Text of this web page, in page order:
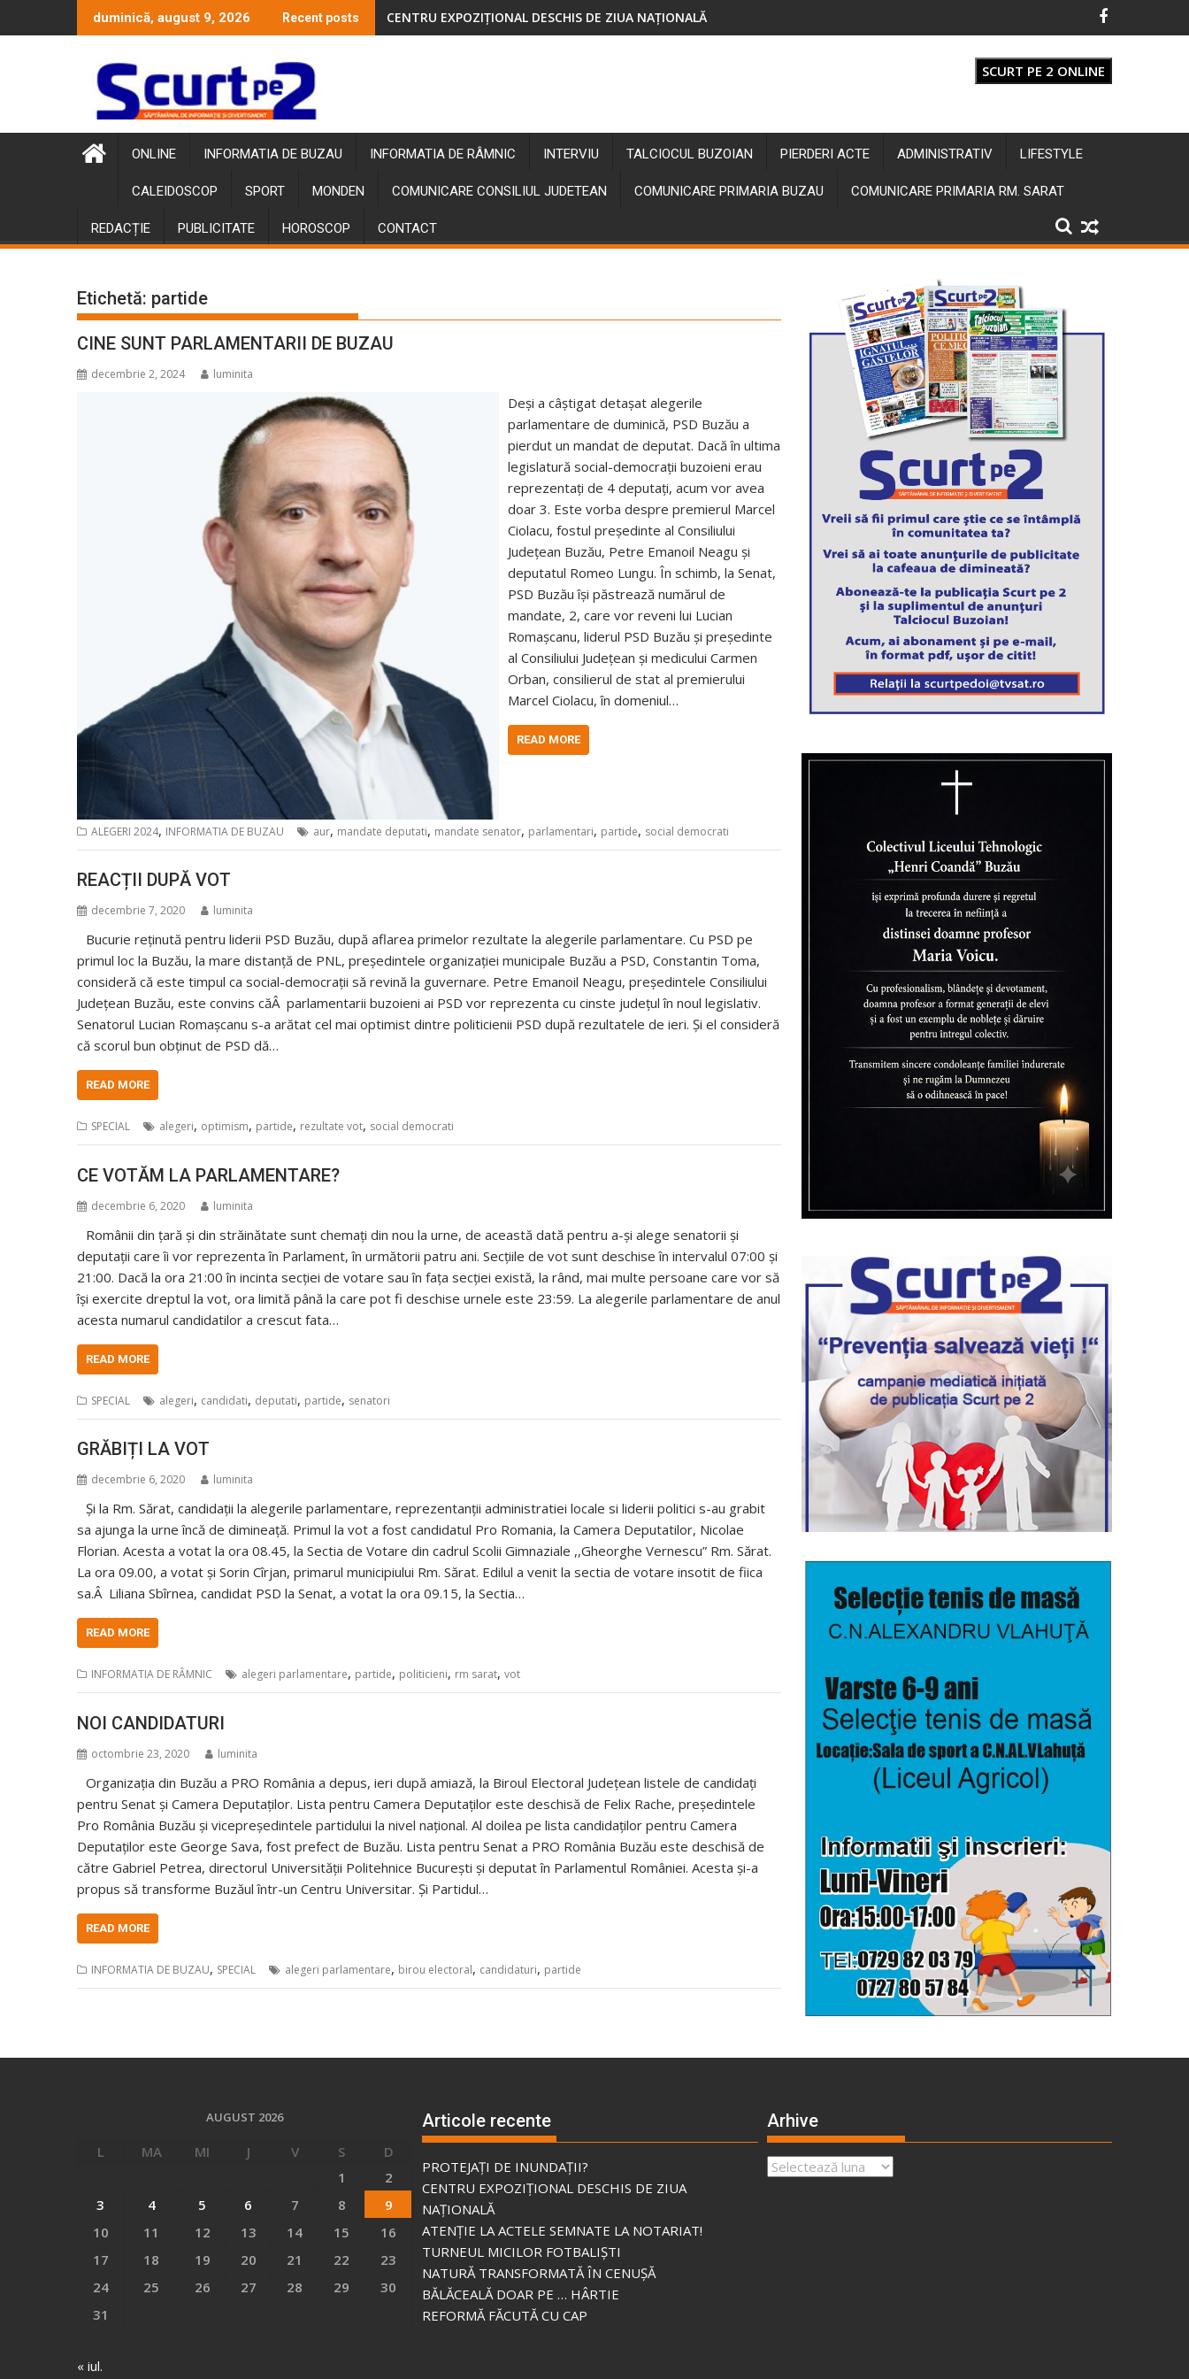
to
duminică, august 9, 2026 Recent posts CENTRU EXPOZIȚIONAL DESCHIS DE ZIUA NAȚIONALĂ
SCURT PE 2 ONLINE
ONLINE INFORMATIA DE BUZAU INFORMATIA DE RÂMNIC INTERVIU TALCIOCUL BUZOIAN PIERDERI ACTE ADMINISTRATIV LIFESTYLE
CALEIDOSCOP SPORT MONDEN COMUNICARE CONSILIUL JUDETEAN COMUNICARE PRIMARIA BUZAU COMUNICARE PRIMARIA RM. SARAT
REDACȚIE PUBLICITATE HOROSCOP CONTACT
Etichetă: partide
CINE SUNT PARLAMENTARII DE BUZAU
decembrie 2, 2024 luminita
Deși a câștigat detașat alegerile
parlamentare de duminică, PSD Buzău a
pierdut un mandat de deputat. Dacă în ultima
legislatură social-democrații buzoieni erau
reprezentați de 4 deputați, acum vor avea
doar 3. Este vorba despre premierul Marcel
Ciolacu, fostul președinte al Consiliului
Județean Buzău, Petre Emanoil Neagu și
deputatul Romeo Lungu. În schimb, la Senat,
PSD Buzău își păstrează numărul de
mandate, 2, care vor reveni lui Lucian
Romașcanu, liderul PSD Buzău și președinte
al Consiliului Județean și medicului Carmen
Orban, consilierul de stat al premierului
Marcel Ciolacu, în domeniul…
READ MORE
ALEGERI 2024, INFORMATIA DE BUZAU aur, mandate deputati, mandate senator, parlamentari, partide, social democrati
REACȚII DUPĂ VOT
decembrie 7, 2020 luminita
Bucurie reținută pentru liderii PSD Buzău, după aflarea primelor rezultate la alegerile parlamentare. Cu PSD pe
primul loc la Buzău, la mare distanță de PNL, președintele organizației municipale Buzău a PSD, Constantin Toma,
consideră că este timpul ca social-democrații să revină la guvernare. Petre Emanoil Neagu, președintele Consiliului
Județean Buzău, este convins căÂ parlamentarii buzoieni ai PSD vor reprezenta cu cinste județul în noul legislativ.
Senatorul Lucian Romașcanu s-a arătat cel mai optimist dintre politicienii PSD după rezultatele de ieri. Și el consideră
că scorul bun obținut de PSD dă…
READ MORE
SPECIAL alegeri, optimism, partide, rezultate vot, social democrati
CE VOTĂM LA PARLAMENTARE?
decembrie 6, 2020 luminita
Românii din țară și din străinătate sunt chemați din nou la urne, de această dată pentru a-și alege senatorii și
deputații care îi vor reprezenta în Parlament, în următorii patru ani. Secțiile de vot sunt deschise în intervalul 07:00 și
21:00. Dacă la ora 21:00 în incinta secției de votare sau în fața secției există, la rând, mai multe persoane care vor să
își exercite dreptul la vot, ora limită până la care pot fi deschise urnele este 23:59. La alegerile parlamentare de anul
acesta numarul candidatilor a crescut fata…
READ MORE
SPECIAL alegeri, candidati, deputati, partide, senatori
GRĂBIȚI LA VOT
decembrie 6, 2020 luminita
Și la Rm. Sărat, candidații la alegerile parlamentare, reprezentanții administratiei locale si liderii politici s-au grabit
sa ajunga la urne încă de dimineață. Primul la vot a fost candidatul Pro Romania, la Camera Deputatilor, Nicolae
Florian. Acesta a votat la ora 08.45, la Sectia de Votare din cadrul Scolii Gimnaziale ,,Gheorghe Vernescu” Rm. Sărat.
La ora 09.00, a votat și Sorin Cîrjan, primarul municipiului Rm. Sărat. Edilul a venit la sectia de votare insotit de fiica
sa.Â Liliana Sbîrnea, candidat PSD la Senat, a votat la ora 09.15, la Sectia…
READ MORE
INFORMATIA DE RÂMNIC alegeri parlamentare, partide, politicieni, rm sarat, vot
NOI CANDIDATURI
octombrie 23, 2020 luminita
Organizația din Buzău a PRO România a depus, ieri după amiază, la Biroul Electoral Județean listele de candidați
pentru Senat și Camera Deputaților. Lista pentru Camera Deputaților este deschisă de Felix Rache, președintele
Pro România Buzău și vicepreședintele partidului la nivel național. Al doilea pe lista candidaților pentru Camera
Deputaților este George Sava, fost prefect de Buzău. Lista pentru Senat a PRO România Buzău este deschisă de
către Gabriel Petrea, directorul Universității Politehnice București și deputat în Parlamentul României. Acesta și-a
propus să transforme Buzăul într-un Centru Universitar. Și Partidul…
READ MORE
INFORMATIA DE BUZAU, SPECIAL alegeri parlamentare, birou electoral, candidaturi, partide
AUGUST 2026
L MA MI J V S
D
1
2
3
4 5 6 7 8
9
10
11 12 13 14 15
16
17
18 19 20 21 22
23
24
25 26 27 28 29
30
31
« iul.
Articole recente
PROTEJAȚI DE INUNDAȚII?
CENTRU EXPOZIȚIONAL DESCHIS DE ZIUA
NAȚIONALĂ
ATENȚIE LA ACTELE SEMNATE LA NOTARIAT!
TURNEUL MICILOR FOTBALIȘTI
NATURĂ TRANSFORMATĂ ÎN CENUȘĂ
BĂLĂCEALĂ DOAR PE … HÂRTIE
REFORMĂ FĂCUTĂ CU CAP
Arhive
Arhive